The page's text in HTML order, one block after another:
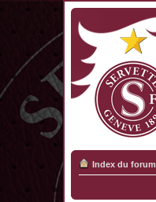
Index du forum